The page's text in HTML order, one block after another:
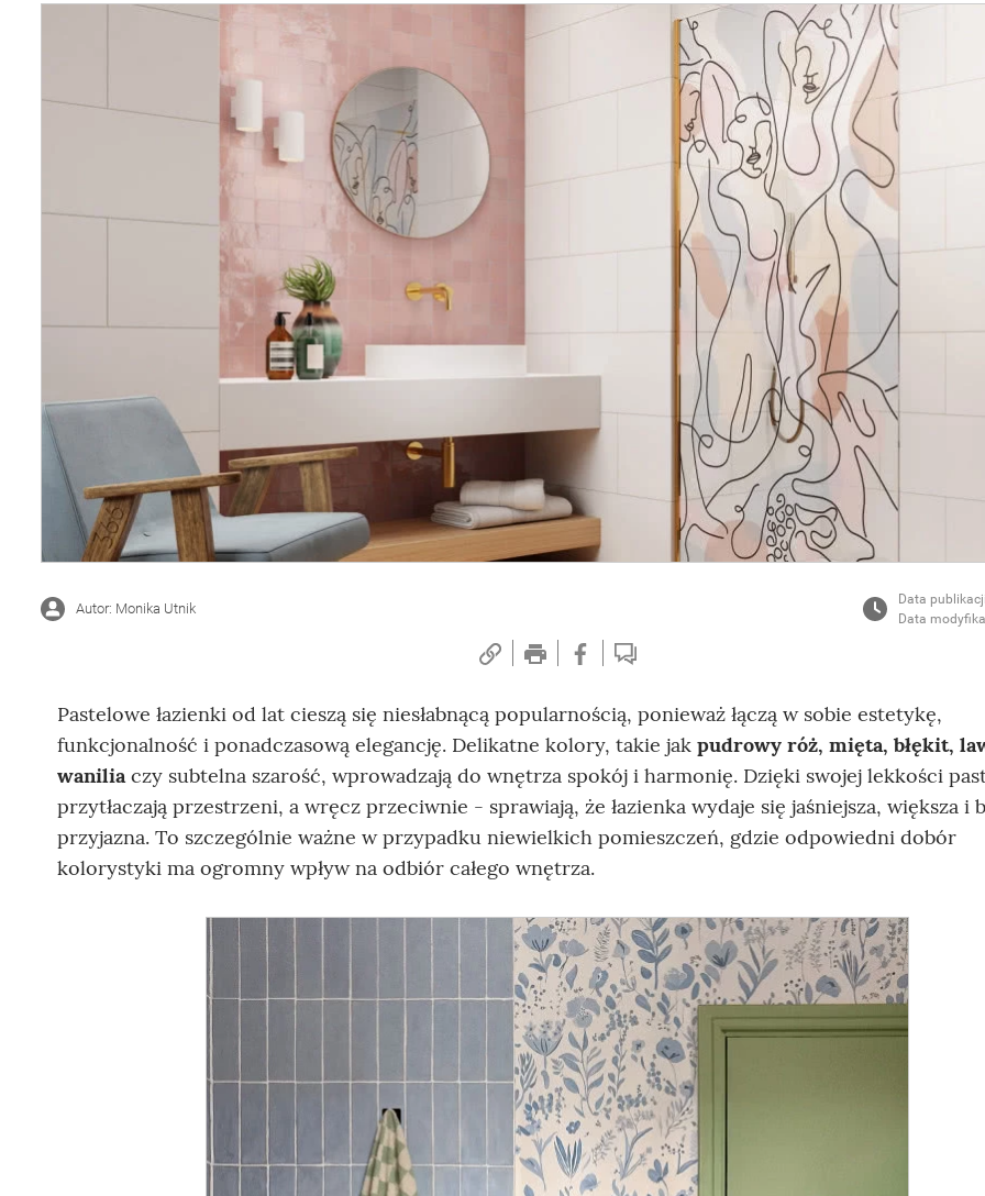
Wellnes
DIY
Autor: Monika Utnik
Data
Data
Pastelowe łazienki od lat cieszą się niesłabnącą popularnością, ponieważ łączą w sobie estetykę,
funkcjonalność i ponadczasową elegancję. Delikatne kolory, takie jak pudrowy róż, mięta, błękit,
waniliaczy subtelna szarość, wprowadzają do wnętrza spokój i harmonię. Dzięki swojej lekkości
przytłaczają przestrzeni, a wręcz przeciwnie - sprawiają, że łazienka wydaje się jaśniejsza, większa i
przyjazna. To szczególnie ważne w przypadku niewielkich pomieszczeń, gdzie odpowiedni dobór
kolorystyki ma ogromny wpływ na odbiór całego wnętrza.